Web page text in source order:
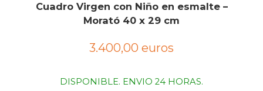
Cuadro Virgen con Niño en esmalte –
Morató 40 x 29 cm
3.400,00 euros
DISPONIBLE. ENVIO 24 HORAS.